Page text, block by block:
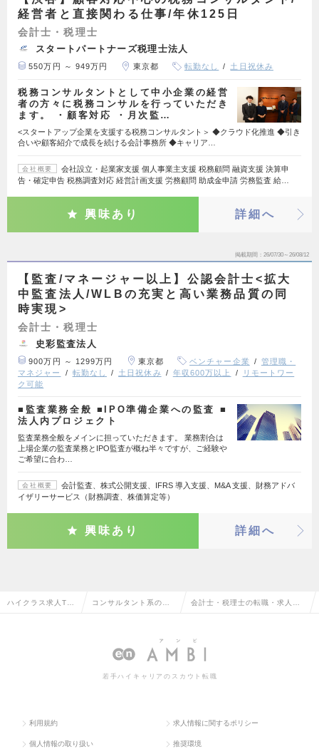
経営者と直接関わる仕事/年休125日
会計士・税理士
スタートパートナーズ税理士法人
550万円 ～ 949万円 東京都 転勤なし 土日祝休み
税務コンサルタントとして中小企業の経営
者の方々に税務コンサルを行っていただき
ます。 ・顧客対応 ・月次監…
<スタートアップ企業を支援する税務コンサルタント＞ ◆クラウド化推進 ◆引き
合いや顧客紹介で成長を続ける会計事務所 ◆キャリア…
会社概要
会社設立・起業家支援 個人事業主支援 税務顧問 融資支援 決算申
告・確定申告 税務調査対応 経営計画支援 労務顧問 助成金申請 労務監査 給…
興味あり 詳細へ
掲載期間 26/07/30～26/08/12
【監査/マネージャー以上】公認会計士<拡大
中監査法人/WLBの充実と高い業務品質の同
時実現>
会計士・税理士
史彩監査法人
900万円 ～ 1299万円 東京都 ベンチャー企業
管理職・
マネジャー
転勤なし 土日祝休み 年収600万以上
リモートワー
ク可能
■監査業務全般 ■IPO準備企業への監査 ■
法人内プロジェクト
監査業務全般をメインに担っていただきます。 業務割合は
上場企業の監査業務とIPO監査が概ね半々ですが、ご経験や
ご希望に合わ…
会社概要
会計監査、株式公開支援、IFRS 導入支援、M&A 支援、財務アドバ
イザリーサービス（財務調査、株価算定等）
興味あり 詳細へ
ハイクラス求人TO コンサルタント系の転 会計士・税理士の転職・求人情
若手ハイキャリアのスカウト転職
利用規約 求人情報に関するポリシー
個人情報の取り扱い 推奨環境